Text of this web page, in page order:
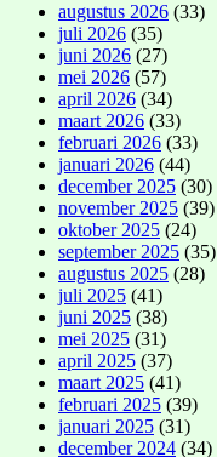
augustus 2026 (33)
juli 2026 (35)
juni 2026 (27)
mei 2026 (57)
april 2026 (34)
maart 2026 (33)
februari 2026 (33)
januari 2026 (44)
december 2025 (30)
november 2025 (39)
oktober 2025 (24)
september 2025 (35)
augustus 2025 (28)
juli 2025 (41)
juni 2025 (38)
mei 2025 (31)
april 2025 (37)
maart 2025 (41)
februari 2025 (39)
januari 2025 (31)
december 2024 (34)